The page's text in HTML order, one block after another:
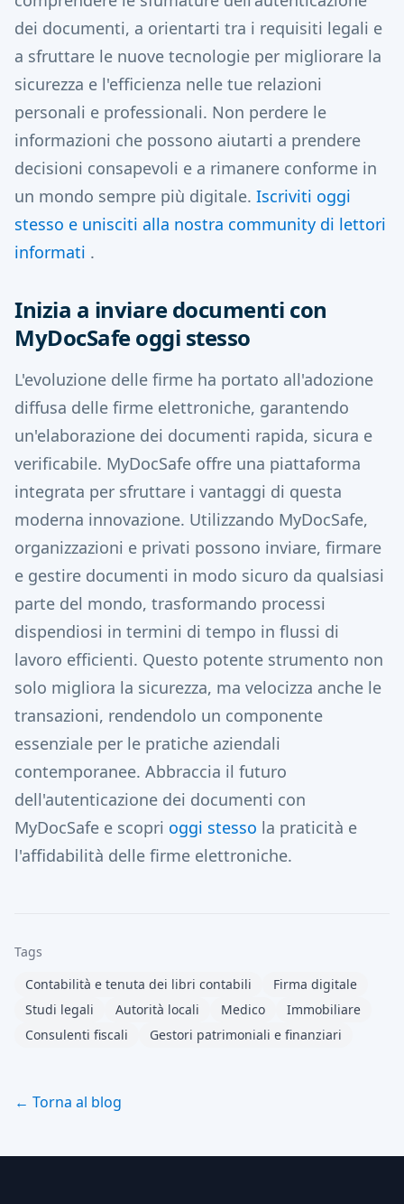
dei documenti, a orientarti tra i requisiti legali e
a sfruttare le nuove tecnologie per migliorare la
sicurezza e l'efficienza nelle tue relazioni
personali e professionali. Non perdere le
informazioni che possono aiutarti a prendere
decisioni consapevoli e a rimanere conforme in
un mondo sempre più digitale. Iscriviti oggi
stesso e unisciti alla nostra community di lettori
informati .
Inizia a inviare documenti con
MyDocSafe oggi stesso
L'evoluzione delle firme ha portato all'adozione
diffusa delle firme elettroniche, garantendo
un'elaborazione dei documenti rapida, sicura e
verificabile. MyDocSafe offre una piattaforma
integrata per sfruttare i vantaggi di questa
moderna innovazione. Utilizzando MyDocSafe,
organizzazioni e privati ​​possono inviare, firmare
e gestire documenti in modo sicuro da qualsiasi
parte del mondo, trasformando processi
dispendiosi in termini di tempo in flussi di
lavoro efficienti. Questo potente strumento non
solo migliora la sicurezza, ma velocizza anche le
transazioni, rendendolo un componente
essenziale per le pratiche aziendali
contemporanee. Abbraccia il futuro
dell'autenticazione dei documenti con
MyDocSafe e scopri oggi stesso la praticità e
l'affidabilità delle firme elettroniche.
Tags
Contabilità e tenuta dei libri contabili
Firma digitale
Studi legali
Autorità locali Medico
Immobiliare
Consulenti fiscali
Gestori patrimoniali e finanziari
← Torna al blog